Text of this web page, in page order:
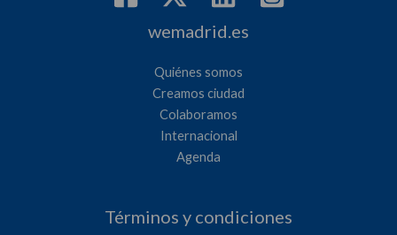
wemadrid.es
Quiénes somos
Creamos ciudad
Colaboramos
Internacional
Agenda
Términos y condiciones